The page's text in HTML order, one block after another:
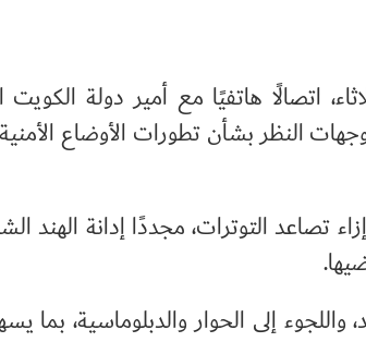
اتصالًا هاتفيًا مع أمير دولة
وجهات النظر بشأن تطورات الأوضاع
تصاعد التوترات، مجددًا إدانة الهند
إلى الحوار والدبلوماسية، بما